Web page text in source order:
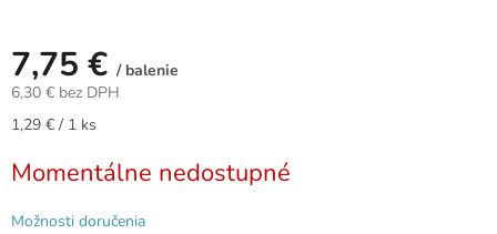
7,75 € / balenie
6,30 € bez DPH
Jednotková
1,29 € / 1 ks
Momentálne nedostupné
Možnosti doručenia